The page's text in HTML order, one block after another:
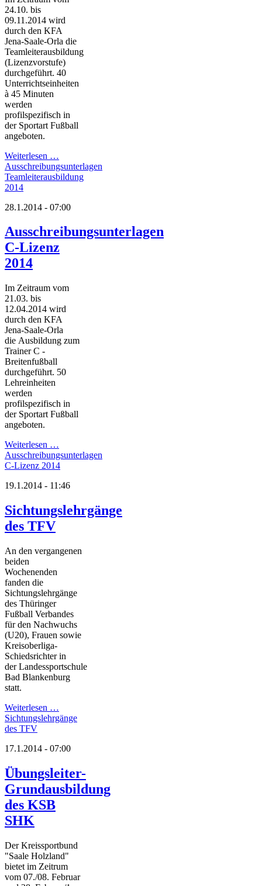
24.10. bis
09.11.2014 wird
durch den KFA
Jena-Saale-Orla die
Teamleiterausbildung
(Lizenzvorstufe)
durchgeführt. 40
Unterrichtseinheiten
à 45 Minuten
werden
profilspezifisch in
der Sportart Fußball
angeboten.
Weiterlesen …
Ausschreibungsunterlagen
Teamleiterausbildung
2014
28.1.2014 - 07:00
Ausschreibungsunterlagen
C-Lizenz
2014
Im Zeitraum vom
21.03. bis
12.04.2014 wird
durch den KFA
Jena-Saale-Orla
die Ausbildung zum
Trainer C -
Breitenfußball
durchgeführt. 50
Lehreinheiten
werden
profilspezifisch in
der Sportart Fußball
angeboten.
Weiterlesen …
Ausschreibungsunterlagen
C-Lizenz 2014
19.1.2014 - 11:46
Sichtungslehrgänge
des TFV
An den vergangenen
beiden
Wochenenden
fanden die
Sichtungslehrgänge
des Thüringer
Fußball Verbandes
für den Nachwuchs
(U20), Frauen sowie
Kreisoberliga-
Schiedsrichter in
der Landessportschule
Bad Blankenburg
statt.
Weiterlesen …
Sichtungslehrgänge
des TFV
17.1.2014 - 07:00
Übungsleiter-
Grundausbildung
des KSB
SHK
Der Kreissportbund
"Saale Holzland"
bietet im Zeitrum
vom 07./08. Februar